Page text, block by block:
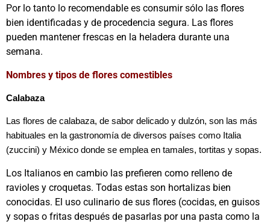
Por lo tanto lo recomendable es consumir sólo las flores
bien identificadas y de procedencia segura. Las flores
pueden mantener frescas en la heladera durante una
semana.
Nombres y tipos de flores comestibles
Calabaza
Las flores de calabaza, de sabor delicado y dulzón, son las más
habituales en la gastronomía de diversos países como Italia
(zuccini) y México donde se emplea en tamales, tortitas y sopas.
Los Italianos en cambio las prefieren como relleno de
ravioles y croquetas. Todas estas son hortalizas bien
conocidas. El uso culinario de sus flores (cocidas, en guisos
y sopas o fritas después de pasarlas por una pasta como la